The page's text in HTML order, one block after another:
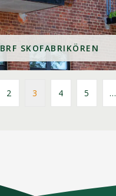
BRF SKOFABRIKÖREN
2 3 4 5 …